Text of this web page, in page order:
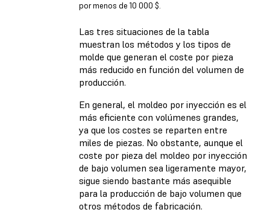
por menos de 10 000 $.
Las tres situaciones de la tabla
muestran los métodos y los tipos de
molde que generan el coste por pieza
más reducido en función del volumen de
producción.
En general, el moldeo por inyección es el
más eficiente con volúmenes grandes,
ya que los costes se reparten entre
miles de piezas. No obstante, aunque el
coste por pieza del moldeo por inyección
de bajo volumen sea ligeramente mayor,
sigue siendo bastante más asequible
para la producción de bajo volumen que
otros métodos de fabricación.